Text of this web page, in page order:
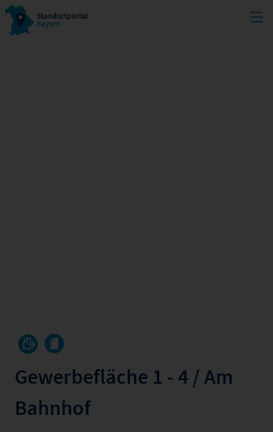
Gewerbefläche 1 - 4 / Am
Bahnhof